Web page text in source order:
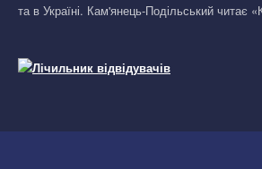
та в Україні. Кам'янець-Подільський читає